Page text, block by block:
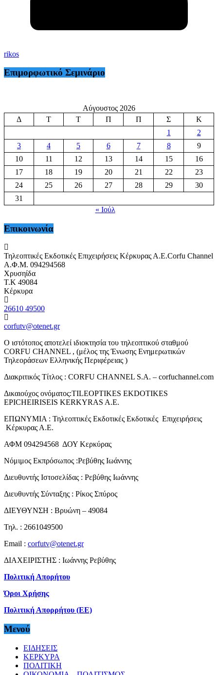
rikos
Επιμορφωτικό Σεμινάριο
Αύγουστος 2026
Δ
Τ Τ Π Π Σ
Κ
1
2
3
4 5 6 7 8
9
10
11 12 13 14 15
16
17
18 19 20 21 22
23
24
25 26 27 28 29
30
31
« Ιούλ
Επικοινωνία
Τηλεοπτικές Εκδοτικές Επιχειρήσεις Κέρκυρας Α.Ε.Corfu Channel
Α.Φ.Μ. 094294568
Χρυσηίδα
Τ.Κ 49084
Κέρκυρα
26610 49500
corfutv@otenet.gr
Ο ιστότοπος αποτελεί ιδιοκτησία του τηλεοπτικού σταθμού
CORFU CHANNEL , (μέλος της Ένωσης Ενημερωτικών
Τηλεοράσεων Ελληνικής Περιφέρειας )
Διακριτικός Τίτλος : CORFU CHANNEL S.A. – corfuchannel.com
Δικαιούχος ονόματος:TILEOPTIKES EKDOTIKES
EPICHEIRISEIS KERKYRAS A.E.
ΕΠΩΝΥΜΙΑ : Τηλεοπτικές Εκδοτικές Εκδοτικές Επιχειρήσεις
Κέρκυρας Α.Ε.
ΑΦΜ 094294568 ΔΟΥ Κερκύρας
Νόμιμος Εκπρόσωπος :Ρεβύθης Ιωάννης
Διευθυντής Ιστοσελίδας : Ρεβύθης Ιωάννης
Διευθυντής Σύνταξης : Ρίκος Σπύρος
ΔΙΕΥΘΥΝΣΗ : Βρυώνη – 49084
Τηλ. : 2661049500
Email : corfutv@otenet.gr
ΔΙΑΧΕΙΡΙΣΤΗΣ : Ιωάννης Ρεβύθης
Πολιτική Απορήτου
Όροι Χρήσης
Πολιτική Απορρήτου (ΕΕ)
Μενού
ΕΙΔΗΣΕΙΣ
ΚΕΡΚΥΡΑ
ΠΟΛΙΤΙΚΗ